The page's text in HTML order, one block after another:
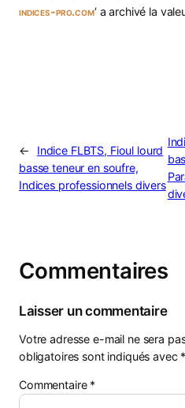
indices-pro.com‘ a archivé la
←
Indice FLBTS, Fioul lourd
basse teneur en soufre,
Indices professionnels divers
Commentaires
Laisser un commentaire
Votre adresse e-mail ne sera
obligatoires sont indiqués avec *
Commentaire *